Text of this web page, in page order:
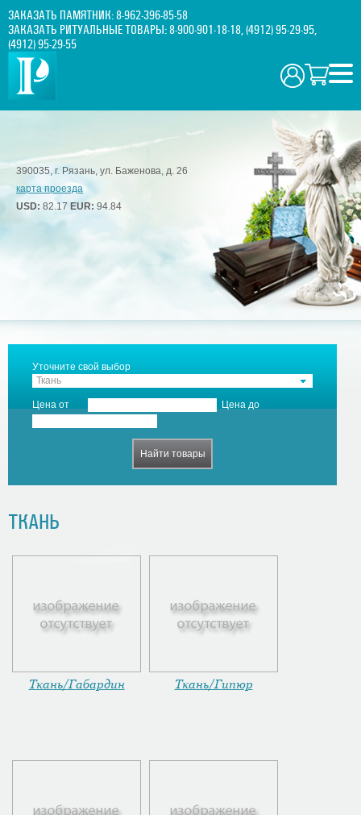
ЗАКАЗАТЬ ПАМЯТНИК:8-962-396-85-58
ЗАКАЗАТЬ РИТУАЛЬНЫЕ ТОВАРЫ:8-900-901-18-18,(4912) 95-29-95,
(4912) 95-29-55
390035, г. Рязань, ул. Баженова, д. 26
карта проезда
USD: 82.17 EUR: 94.84
Уточните свой выбор
Ткань
Цена от Цена до
ТКАНЬ
Ткань/Габардин Ткань/Гипюр